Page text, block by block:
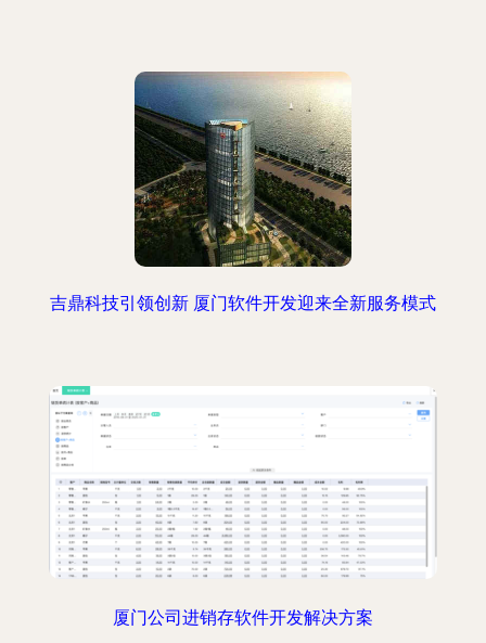
吉鼎科技引领创新 厦门软件开发迎来全新服务模式
厦门公司进销存软件开发解决方案